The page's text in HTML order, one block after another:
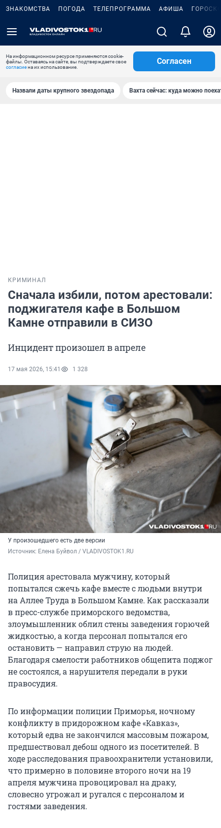
ЗНАКОМСТВА ПОГОДА ТЕЛЕПРОГРАММА АФИША
На информационном ресурсе применяются cookie-
файлы. Оставаясь на сайте, вы подтверждаете свое
согласиена их использование.
Согласен
Назвали даты крупного звездопада Вахта сейчас: куда можно
КРИМИНАЛ
Сначала избили, потом арестовали:
поджигателя кафе в Большом
Камне отправили в СИЗО
Инцидент произошел в апреле
17 мая 2026, 15:41 1 328
У произошедшего есть две версии
Источник: Елена Буйвол / VLADIVOSTOK1.RU
Полиция арестовала мужчину, который
попытался сжечь кафе вместе с людьми внутри
на Аллее Труда в Большом Камне. Как рассказали
в пресс-службе приморского ведомства,
злоумышленник облил стены заведения горючей
жидкостью, а когда персонал попытался его
остановить — направил струю на людей.
Благодаря смелости работников общепита поджог
не состоялся, а нарушителя передали в руки
правосудия.
По информации полиции Приморья, ночному
конфликту в придорожном кафе «Кавказ»,
который едва не закончился массовым пожаром,
предшествовал дебош одного из посетителей. В
ходе расследования правоохранители установили,
что примерно в половине второго ночи на 19
апреля мужчина провоцировал на драку,
словесно угрожал и ругался с персоналом и
гостями заведения.